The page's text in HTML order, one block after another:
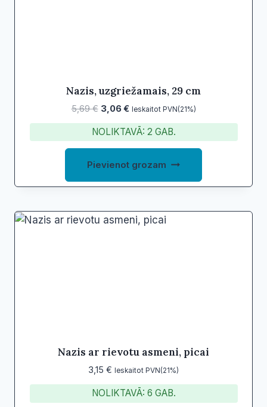
Nazis, uzgriežamais, 29 cm
5,69€ Original
price
was:
5,69 €.
3,06€Current
price
is:
3,06 €.
Ieskaitot PVN(21%)
NOLIKTAVĀ: 2 GAB.
Pievienot grozam
Nazis ar rievotu asmeni, picai
3,15 € Ieskaitot PVN(21%)
NOLIKTAVĀ: 6 GAB.